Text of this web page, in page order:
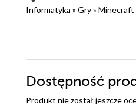
Informatyka » Gry» Minecraft
Dostępność
Produkt nie został jeszcze